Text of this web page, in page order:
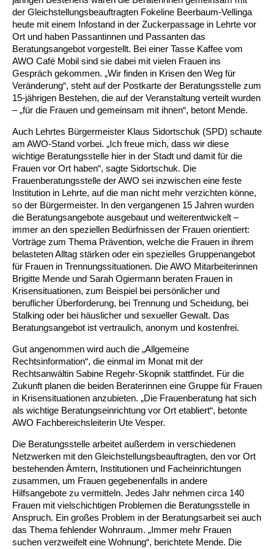
Ortsverein Arnum
Ortsverein Barsinghausen
Ortsverein Bennigsen
Ortsverein Bredenbeck
Ortsverein Godshorn
Ortsverein Garbsen
Ortsverein Fuhrberg
Ortsverein Berenbostel
Ortsverein Burgdorf
Ortsverein Burgdorf
Ortsverein Engelbostel-Schulenburg
Kindertagesstätte Freytagstraße
Kindertagesstätte Gehägestraße
Kindertagesstätte Gottfried-Keller-Straße /
Familienzentrum
Kindertagesstätte Große Pranke
Kindertagesstätte Herbartstraße
Kindertagesstätte Hiltrud-Grote-Weg
Krippe Höltystraße
Kindertagesstätte Ibykusweg / Familienzentrum
Kindertagesstätte Johannes-Lau-Hof
Kindertagesstätte Klaus-Müller-Kilian-Weg /
“Mäuseburg” / Familienzentrum
Kindertagesstätte Langes Feld “Deisterspatzen”
Kindertagesstätte Moorlilienweg /
Familienzentrum
Kindertagesstätte Petermannstraße /
Kindertagesstätte Pfarrlandplatz
Kindertagesstätte Rosenbergstraße
Krippe Schleswiger Straße
Kindertagesstätte Elmstraße / Familienzentrum
Kindertagesstätte Freudenthalstraße /
Familienzentrum
Kindertagesstätte Freytagstraße
Kindertagesstätte Gehägestraße
Kindertagesstätte Gorch-Fock-Straße
Kindertagesstätte Gottfried-Keller-Straße /
Familienzentrum
Kindertagesstätte Große Pranke
Kindertagesstätte Harenberger Straße
Kindertagesstätte Herbartstraße
Kindertagesstätte Hiltrud-Grote-Weg
Kindertagesstätte Johannes-Lau-Hof
Kindertagesstätte Kapellenbrink /
Familienzentrum
Kindertagesstätte Klaus-Müller-Kilian-Weg /
Kindertagesstätte König-Ludwig-Straße
Kindertagesstätte Langes Feld “Deisterspatzen”
Kindertagesstätte Levester Straße
Kindertagesstätte Pfarrlandplatz
Kindertagesstätte Rosenbergstraße
Hort Salzmannstraße
Kindertagesstätte Schweriner Straße /
Außenstelle Hort Stenhusenstraße
Kindertagesstätte Sylter Weg
Kindertagesstätte Mühenkamp / Familienzentrum
Kindertagesstätte Petermannstraße /
Familienzentrum
Kindertagesstätte Schweriner Straße /
Familienzentrum
Life Kinetik
Yoga mit Baby
Yoga in der Schwangerschaft
Stretch und Relax
Fitness für Frauen
Online Pflege- und Seniorenberatung
Helfende Hände
Pflege und Wohnen
Beratungsangebote
Jugendwohnen im Stadtteil
Ältere Menschen
Behördenbegleitung und Formularausfüllhilfe
Mehrsprachige Beratung
Wegweiser Seniorenkompass
Infotelefon
Migration
Berufssprachkurse
Migrationsberatung für junge Menschen
Interkulturelle Beratung für ältere Menschen
Menschen mit Behinderungen
der Gleichstellungsbeauftragten Fokeline Beerbaum-Vellinga
heute mit einem Infostand in der Zuckerpassage in Lehrte vor
Ort und haben Passantinnen und Passanten das
Beratungsangebot vorgestellt. Bei einer Tasse Kaffee vom
AWO Café Mobil sind sie dabei mit vielen Frauen ins
Gespräch gekommen. „Wir finden in Krisen den Weg für
Veränderung“, steht auf der Postkarte der Beratungsstelle zum
15-jährigen Bestehen, die auf der Veranstaltung verteilt wurden
– „für die Frauen und gemeinsam mit ihnen“, betont Mende.
Auch Lehrtes Bürgermeister Klaus Sidortschuk (SPD) schaute
am AWO-Stand vorbei. „Ich freue mich, dass wir diese
wichtige Beratungsstelle hier in der Stadt und damit für die
Frauen vor Ort haben“, sagte Sidortschuk. Die
Frauenberatungsstelle der AWO sei inzwischen eine feste
Institution in Lehrte, auf die man nicht mehr verzichten könne,
so der Bürgermeister. In den vergangenen 15 Jahren wurden
die Beratungsangebote ausgebaut und weiterentwickelt –
immer an den speziellen Bedürfnissen der Frauen orientiert:
Vorträge zum Thema Prävention, welche die Frauen in ihrem
belasteten Alltag stärken oder ein spezielles Gruppenangebot
für Frauen in Trennungssituationen. Die AWO Mitarbeiterinnen
Brigitte Mende und Sarah Ogiermann beraten Frauen in
Krisensituationen, zum Beispiel bei persönlicher und
beruflicher Überforderung, bei Trennung und Scheidung, bei
Stalking oder bei häuslicher und sexueller Gewalt. Das
Beratungsangebot ist vertraulich, anonym und kostenfrei.
Gut angenommen wird auch die „Allgemeine
Rechtsinformation“, die einmal im Monat mit der
Rechtsanwältin Sabine Regehr-Skopnik stattfindet. Für die
Zukunft planen die beiden Beraterinnen eine Gruppe für Frauen
in Krisensituationen anzubieten. „Die Frauenberatung hat sich
als wichtige Beratungseinrichtung vor Ort etabliert“, betonte
AWO Fachbereichsleiterin Ute Vesper.
Die Beratungsstelle arbeitet außerdem in verschiedenen
Netzwerken mit den Gleichstellungsbeauftragten, den vor Ort
bestehenden Ämtern, Institutionen und Facheinrichtungen
zusammen, um Frauen gegebenenfalls in andere
Hilfsangebote zu vermitteln. Jedes Jahr nehmen circa 140
Frauen mit vielschichtigen Problemen die Beratungsstelle in
Anspruch. Ein großes Problem in der Beratungsarbeit sei auch
das Thema fehlender Wohnraum. „Immer mehr Frauen
suchen verzweifelt eine Wohnung“, berichtete Mende. Die